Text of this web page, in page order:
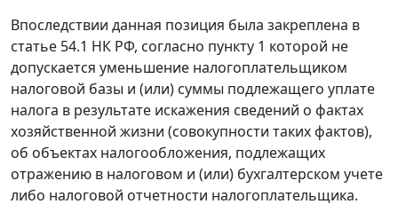
Впоследствии данная позиция была закреплена в
статье 54.1 НК РФ, согласно пункту 1 которой не
допускается уменьшение налогоплательщиком
налоговой базы и (или) суммы подлежащего уплате
налога в результате искажения сведений о фактах
хозяйственной жизни (совокупности таких фактов),
об объектах налогообложения, подлежащих
отражению в налоговом и (или) бухгалтерском учете
либо налоговой отчетности налогоплательщика.